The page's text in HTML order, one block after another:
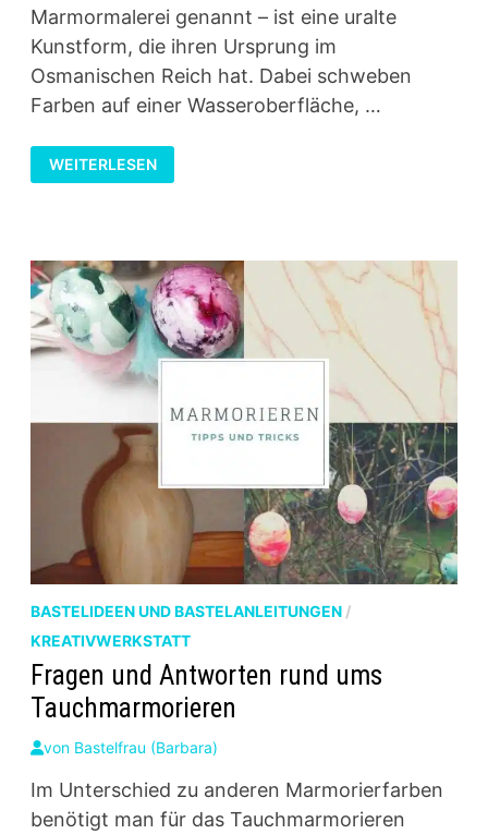
Marmormalerei genannt – ist eine uralte
Kunstform, die ihren Ursprung im
Osmanischen Reich hat. Dabei schweben
Farben auf einer Wasseroberfläche, …
EBRU:
FARBEN
TANZEN
WEITERLESEN
BASTELIDEEN UND BASTELANLEITUNGEN/
KREATIVWERKSTATT
Fragen und Antworten rund ums
Tauchmarmorieren
von Bastelfrau (Barbara)
Im Unterschied zu anderen Marmorierfarben
benötigt man für das Tauchmarmorieren